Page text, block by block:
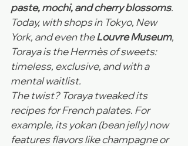
paste, mochi, and cherry blossoms.
Today, with shops in Tokyo, New
York, and even the Louvre Museum,
Toraya is the Hermès of sweets:
timeless, exclusive, and with a
mental waitlist.
The twist? Toraya tweaked its
recipes for French palates. For
example, its yokan (bean jelly) now
features flavors like champagne or